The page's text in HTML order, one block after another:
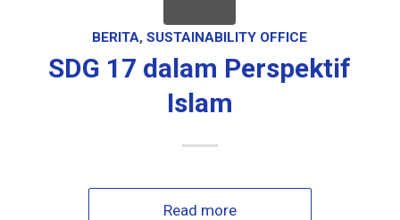
BERITA,SUSTAINABILITY OFFICE
SDG 17 dalam Perspektif
Islam
Read more